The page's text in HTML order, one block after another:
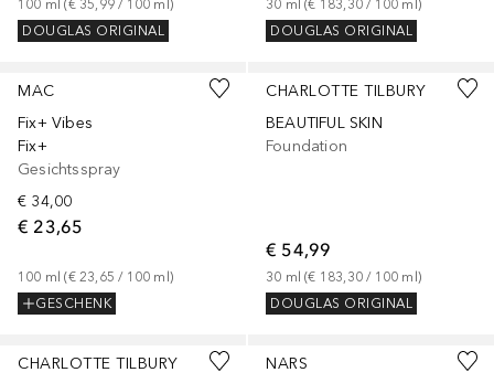
100 ml (€ 35,99 / 100 ml )
DOUGLAS ORIGINAL
30 ml (€ 183,30 / 100 ml )
DOUGLAS ORIGINAL
MAC
Fix+ Vibes
Fix+
Gesichtsspray
€ 34,00
€ 23,65
100 ml (€ 23,65 / 100 ml )
GESCHENK
CHARLOTTE TILBURY
BEAUTIFUL SKIN
Foundation
€ 54,99
30 ml (€ 183,30 / 100 ml )
DOUGLAS ORIGINAL
+27
CHARLOTTE TILBURY
+5
NARS
+10